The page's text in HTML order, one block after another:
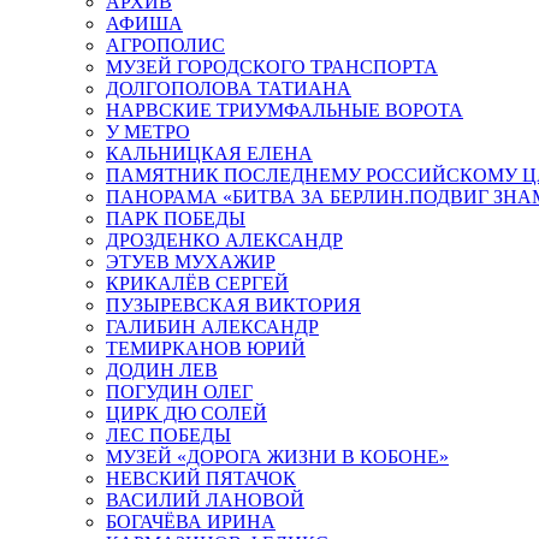
АФИША
АГРОПОЛИС
МУЗЕЙ ГОРОДСКОГО ТРАНСПОРТА
ДОЛГОПОЛОВА ТАТИАНА
НАРВСКИЕ ТРИУМФАЛЬНЫЕ ВОРОТА
У МЕТРО
КАЛЬНИЦКАЯ ЕЛЕНА
ПАМЯТНИК ПОСЛЕДНЕМУ РОССИЙСКОМУ
ПАНОРАМА «БИТВА ЗА БЕРЛИН.ПОДВИГ
ПАРК ПОБЕДЫ
ДРОЗДЕНКО АЛЕКСАНДР
ЭТУЕВ МУХАЖИР
КРИКАЛЁВ СЕРГЕЙ
ПУЗЫРЕВСКАЯ ВИКТОРИЯ
ГАЛИБИН АЛЕКСАНДР
ТЕМИРКАНОВ ЮРИЙ
ДОДИН ЛЕВ
ПОГУДИН ОЛЕГ
ЦИРК ДЮ СОЛЕЙ
ЛЕС ПОБЕДЫ
МУЗЕЙ «ДОРОГА ЖИЗНИ В КОБОНЕ»
НЕВСКИЙ ПЯТАЧОК
ВАСИЛИЙ ЛАНОВОЙ
БОГАЧЁВА ИРИНА